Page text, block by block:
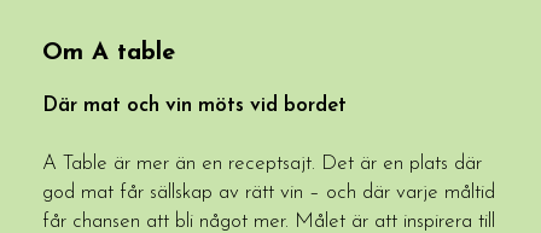
Om A table
Där mat och vin möts vid bordet
A Table är mer än en receptsajt. Det är en plats där
god mat får sällskap av rätt vin – och där varje måltid
får chansen att bli något mer. Målet är att inspirera till